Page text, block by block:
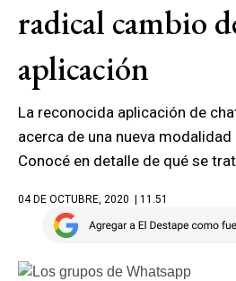
radical cambio
aplicación
La reconocida aplicación de
acerca de una nueva
Conocé en detalle de qué se
04 DE OCTUBRE, 2020 | 11.51